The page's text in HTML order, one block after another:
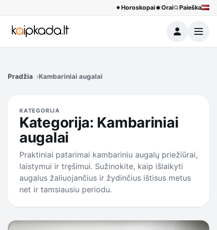
Horoskopai Orai Paieška
Meniu
Pradžia Kambariniai augalai
KATEGORIJA
Kategorija: Kambariniai
augalai
Praktiniai patarimai kambariniu augalų priežiūrai,
laistymui ir tręšimui. Sužinokite, kaip išlaikyti
augalus žaliuojančius ir žydinčius ištisus metus
net ir tamsiausiu periodu.